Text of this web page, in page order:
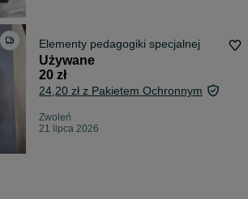
Elementy pedagogiki specjalnej
Używane
20 zł
24,20 zł z Pakietem Ochronnym
Zwoleń
21 lipca 2026